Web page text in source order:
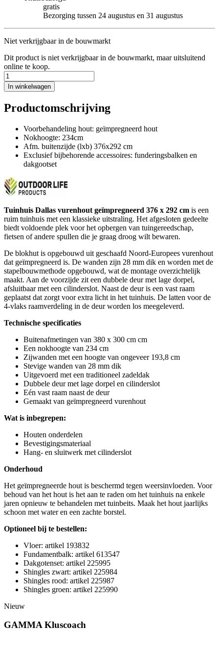
gratis
Bezorging tussen 24 augustus en 31 augustus
Niet verkrijgbaar in de bouwmarkt
Dit product is niet verkrijgbaar in de bouwmarkt, maar uitsluitend
online te koop.
In winkelwagen
Productomschrijving
Voorbehandeling hout: geïmpregneerd hout
Nokhoogte: 234cm
Afm. buitenzijde (lxb) 376x292 cm
Exclusief bijbehorende accessoires: funderingsbalken en
dakgootset
Tuinhuis Dallas vurenhout geïmpregneerd 376 x 292 cm is een
ruim tuinhuis met een klassieke uitstraling. Het afgesloten gedeelte
biedt voldoende plek voor het opbergen van tuingereedschap,
fietsen of andere spullen die je graag droog wilt bewaren.
De blokhut is opgebouwd uit geschaafd Noord-Europees vurenhout
dat geïmpregneerd is. De wanden zijn 28 mm dik en worden met de
stapelbouwmethode opgebouwd, wat de montage overzichtelijk
maakt. Aan de voorzijde zit een dubbele deur met lage dorpel,
afsluitbaar met een cilinderslot. Naast de deur is een vast raam
geplaatst dat zorgt voor extra licht in het tuinhuis. De latten voor de
4-vlaks raamverdeling in de deur worden los meegeleverd.
Technische specificaties
Buitenafmetingen van 380 x 300 cm cm
Een nokhoogte van 234 cm
Zijwanden met een hoogte van ongeveer 193,8 cm
Stevige wanden van 28 mm dik
Uitgevoerd met een traditioneel zadeldak
Dubbele deur met lage dorpel en cilinderslot
Eén vast raam naast de deur
Gemaakt van geïmpregneerd vurenhout
Wat is inbegrepen:
Houten onderdelen
Bevestigingsmateriaal
Hang- en sluitwerk met cilinderslot
Onderhoud
Het geïmpregneerde hout is beschermd tegen weersinvloeden. Voor
behoud van het hout is het aan te raden om het tuinhuis na enkele
jaren opnieuw te behandelen met tuinbeits. Maak het hout jaarlijks
schoon met water en een zachte borstel.
Optioneel bij te bestellen:
Vloer: artikel 193832
Fundamentbalk: artikel 613547
Dakgotenset: artikel 225995
Shingles zwart: artikel 225984
Shingles rood: artikel 225987
Shingles groen: artikel 225990
Nieuw
GAMMA Kluscoach